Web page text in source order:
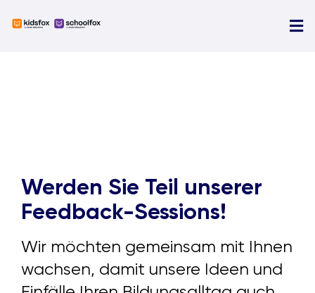
Werden Sie Teil unserer
Feedback-Sessions!
Wir möchten gemeinsam mit Ihnen
wachsen, damit unsere Ideen und